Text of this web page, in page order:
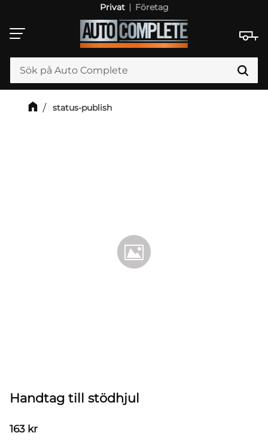
Meny
Privat Företag
status-publish
Handtag till stödhjul
163 kr